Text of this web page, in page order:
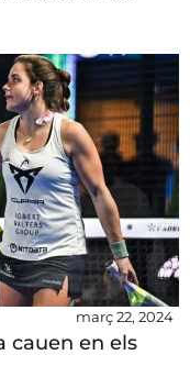
març 22, 2024
cauen en els